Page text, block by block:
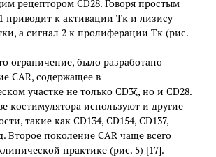
рецептором CD28. Говоря простым
приводит к активации Тк и лизису
а сигнал 2 к пролиферации Тк (рис.
ограничение, было разработано
CAR, содержащее в
участке не только CD3ζ, но и CD28.
костимулятора используют и другие
такие как CD134, CD154, CD137,
Второе поколение CAR чаще всего
практике (рис. 5) [17].